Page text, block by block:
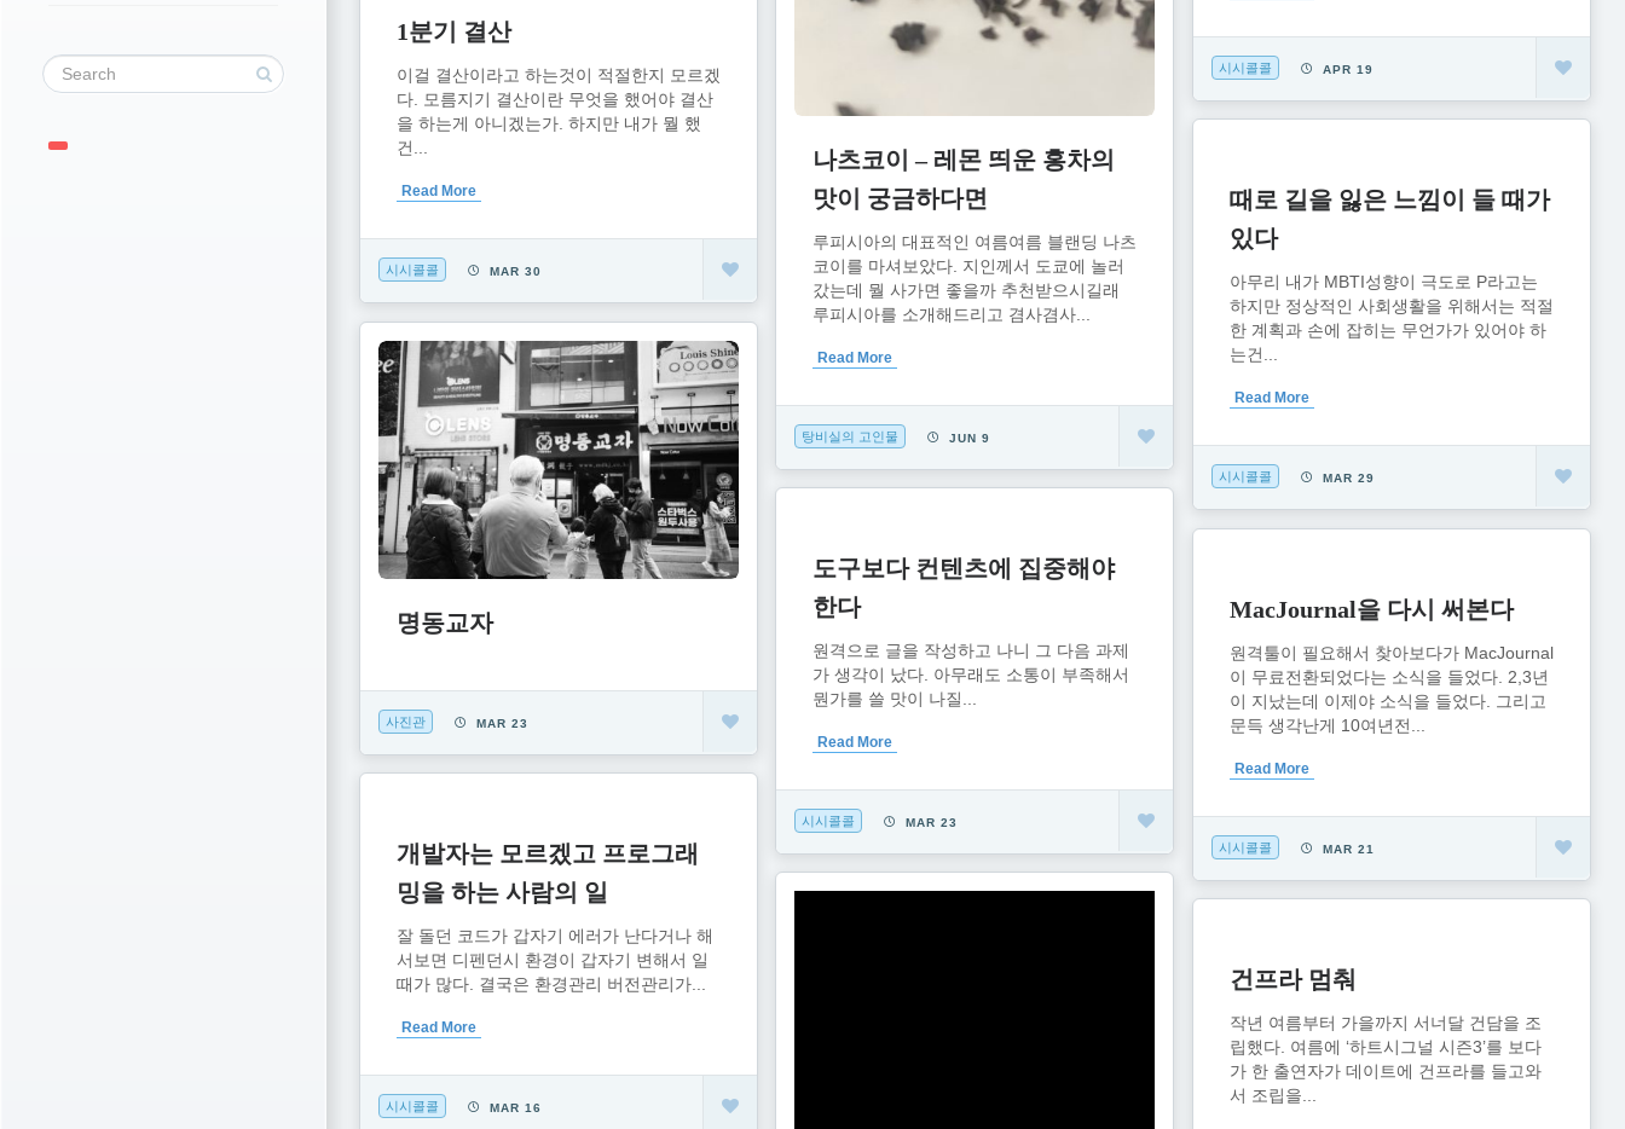
나츠코이 – 레몬 띄운 홍차의
맛이 궁금하다면
루피시아의 대표적인 여름여름 블랜딩 나츠
코이를 마셔보았다. 지인께서 도쿄에 놀러
갔는데 뭘 사가면 좋을까 추천받으시길래
루피시아를 소개해드리고 겸사겸사...
Read More
탕비실의 고인물 JUN 9
시시콜콜 APR 19
1분기 결산
이걸 결산이라고 하는것이 적절한지 모르겠
다. 모름지기 결산이란 무엇을 했어야 결산
을 하는게 아니겠는가. 하지만 내가 뭘 했
건...
Read More
시시콜콜 MAR 30
때로 길을 잃은 느낌이 들 때가
있다
아무리 내가 MBTI성향이 극도로 P라고는
하지만 정상적인 사회생활을 위해서는 적절
한 계획과 손에 잡히는 무언가가 있어야 하
는건...
Read More
시시콜콜 MAR 29
명동교자
사진관 MAR 23
도구보다 컨텐츠에 집중해야
한다
원격으로 글을 작성하고 나니 그 다음 과제
가 생각이 났다. 아무래도 소통이 부족해서
뭔가를 쓸 맛이 나질...
Read More
시시콜콜 MAR 23
MacJournal을 다시 써본다
원격툴이 필요해서 찾아보다가 MacJournal
이 무료전환되었다는 소식을 들었다. 2,3년
이 지났는데 이제야 소식을 들었다. 그리고
문득 생각난게 10여년전...
Read More
시시콜콜 MAR 21
개발자는 모르겠고 프로그래
밍을 하는 사람의 일
잘 돌던 코드가 갑자기 에러가 난다거나 해
서보면 디펜던시 환경이 갑자기 변해서 일
때가 많다. 결국은 환경관리 버전관리가...
Read More
시시콜콜 MAR 16
건프라 멈춰
작년 여름부터 가을까지 서너달 건담을 조
립했다. 여름에 ‘하트시그널 시즌3’를 보다
가 한 출연자가 데이트에 건프라를 들고와
서 조립을...